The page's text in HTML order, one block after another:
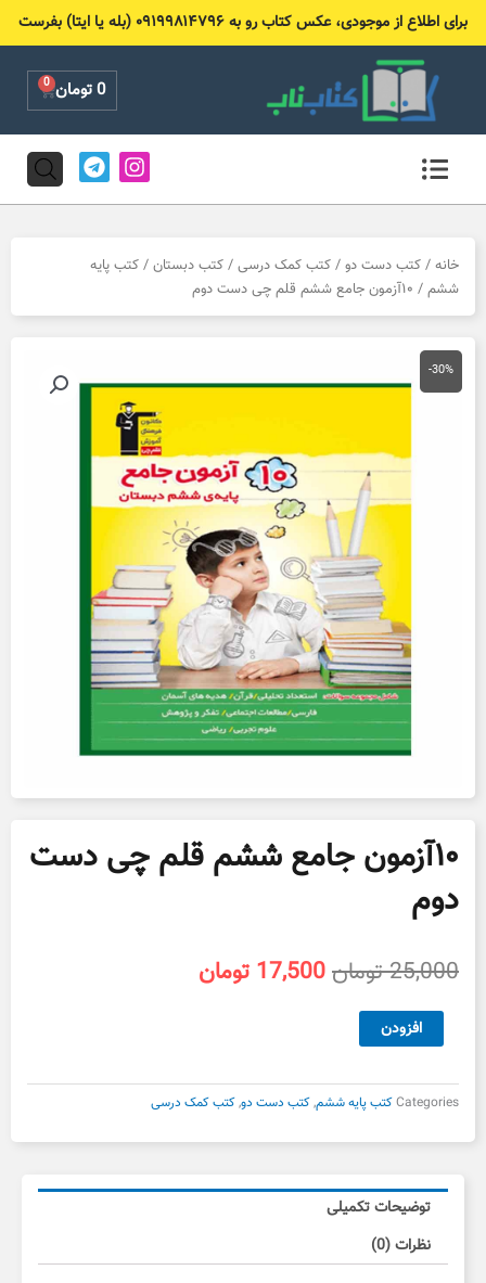
برای اطلاع از موجودی، عکس کتاب رو به ۰۹۱۹۹۸۱۴۷۹۶ (بله یا ایتا) بفرست
0تومان 0
Cart
I
n
s
g
a
T
e
l
r
m
خانه / کتب دست دو / کتب کمک درسی / کتب دبستان / کتب پایه
ششم / ۱۰آزمون جامع ششم قلم چی دست دوم
-30%
۱۰آزمون جامع ششم قلم چی دست
دوم
25,000تومانقیمت
17,500 تومان
۱۰آزمون
جامع
قلم
دست
عدد
افزودن
Categoriesکتب پایه ششم,کتب دست دو,کتب کمک درسی
توضیحات تکمیلی
نظرات (0)